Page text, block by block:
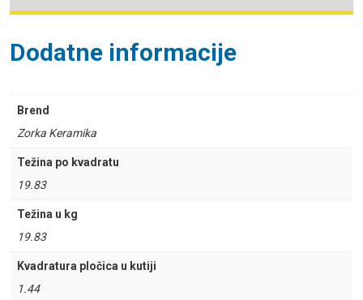
Dodatne informacije
Brend
Zorka Keramika
Težina po kvadratu
19.83
Težina u kg
19.83
Kvadratura pločica u kutiji
1.44